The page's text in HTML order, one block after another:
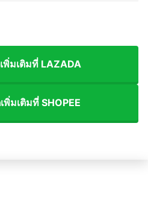
พิ่มเติมที่ LAZADA
พิ่มเติมที่ SHOPEE